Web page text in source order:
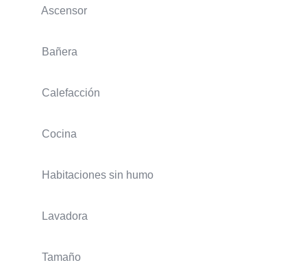
Ascensor
Bañera
Calefacción
Cocina
Habitaciones sin humo
Lavadora
Tamaño